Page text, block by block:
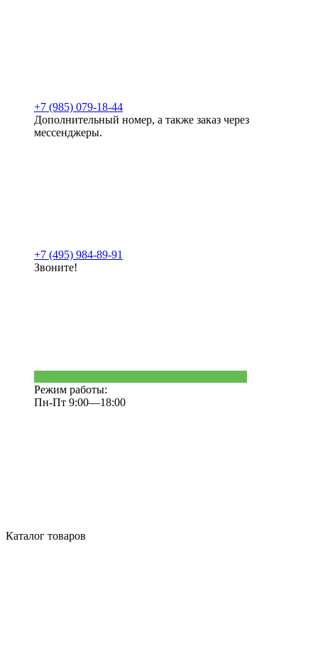
+7 (985) 079-18-44
Дополнительный номер, а также заказ через
мессенджеры.
+7 (495) 984-89-91
Звоните!
Режим работы:
Пн-Пт 9:00—18:00
Каталог товаров